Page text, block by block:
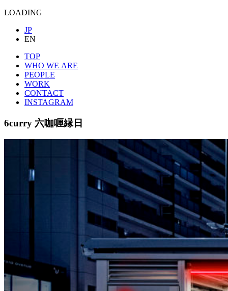
LOADING
JP
EN
TOP
WHO WE ARE
PEOPLE
WORK
CONTACT
INSTAGRAM
6curry 六咖喱縁日